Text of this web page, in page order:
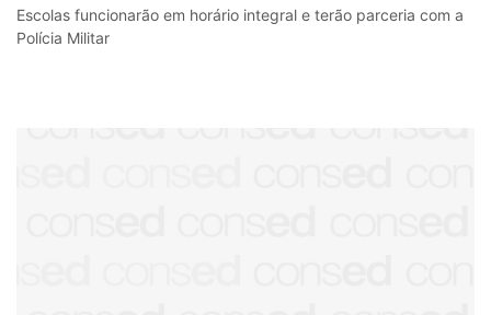
Escolas funcionarão em horário integral e terão parceria com a
Polícia Militar